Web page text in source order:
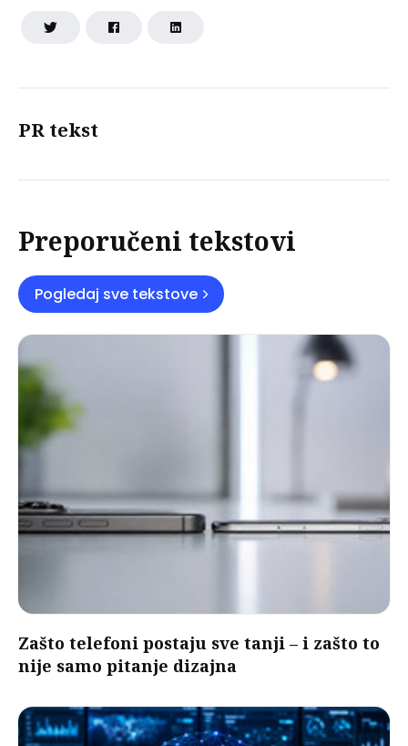
PR tekst
Preporučeni tekstovi
Pogledaj sve tekstove
Zašto telefoni postaju sve tanji – i zašto to
nije samo pitanje dizajna